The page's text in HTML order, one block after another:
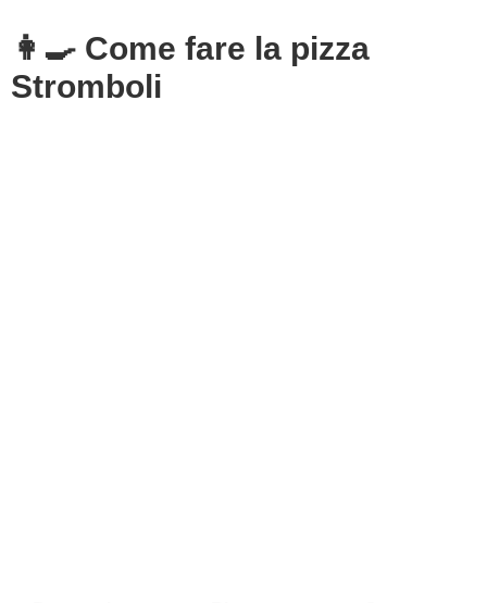
👩‍🍳 Come fare la pizza
Stromboli